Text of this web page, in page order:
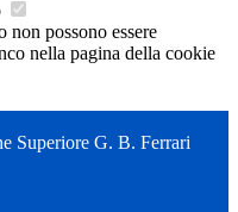
non possono essere
nella pagina della cookie
Superiore G. B. Ferrari